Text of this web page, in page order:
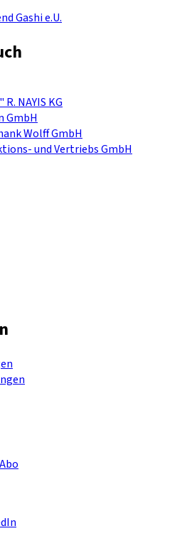
Gashi e.U.
NAYIS KG
GmbH
Wolff GmbH
und Vertriebs GmbH